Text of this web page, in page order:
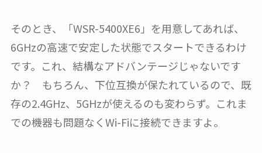
そのとき、「WSR-5400XE6」を用意してあれば、
6GHzの高速で安定した状態でスタートできるわけ
です。これ、結構なアドバンテージじゃないです
か？ もちろん、下位互換が保たれているので、既
存の2.4GHz、5GHzが使えるのも変わらず。これま
での機器も問題なくWi-Fiに接続できますよ。